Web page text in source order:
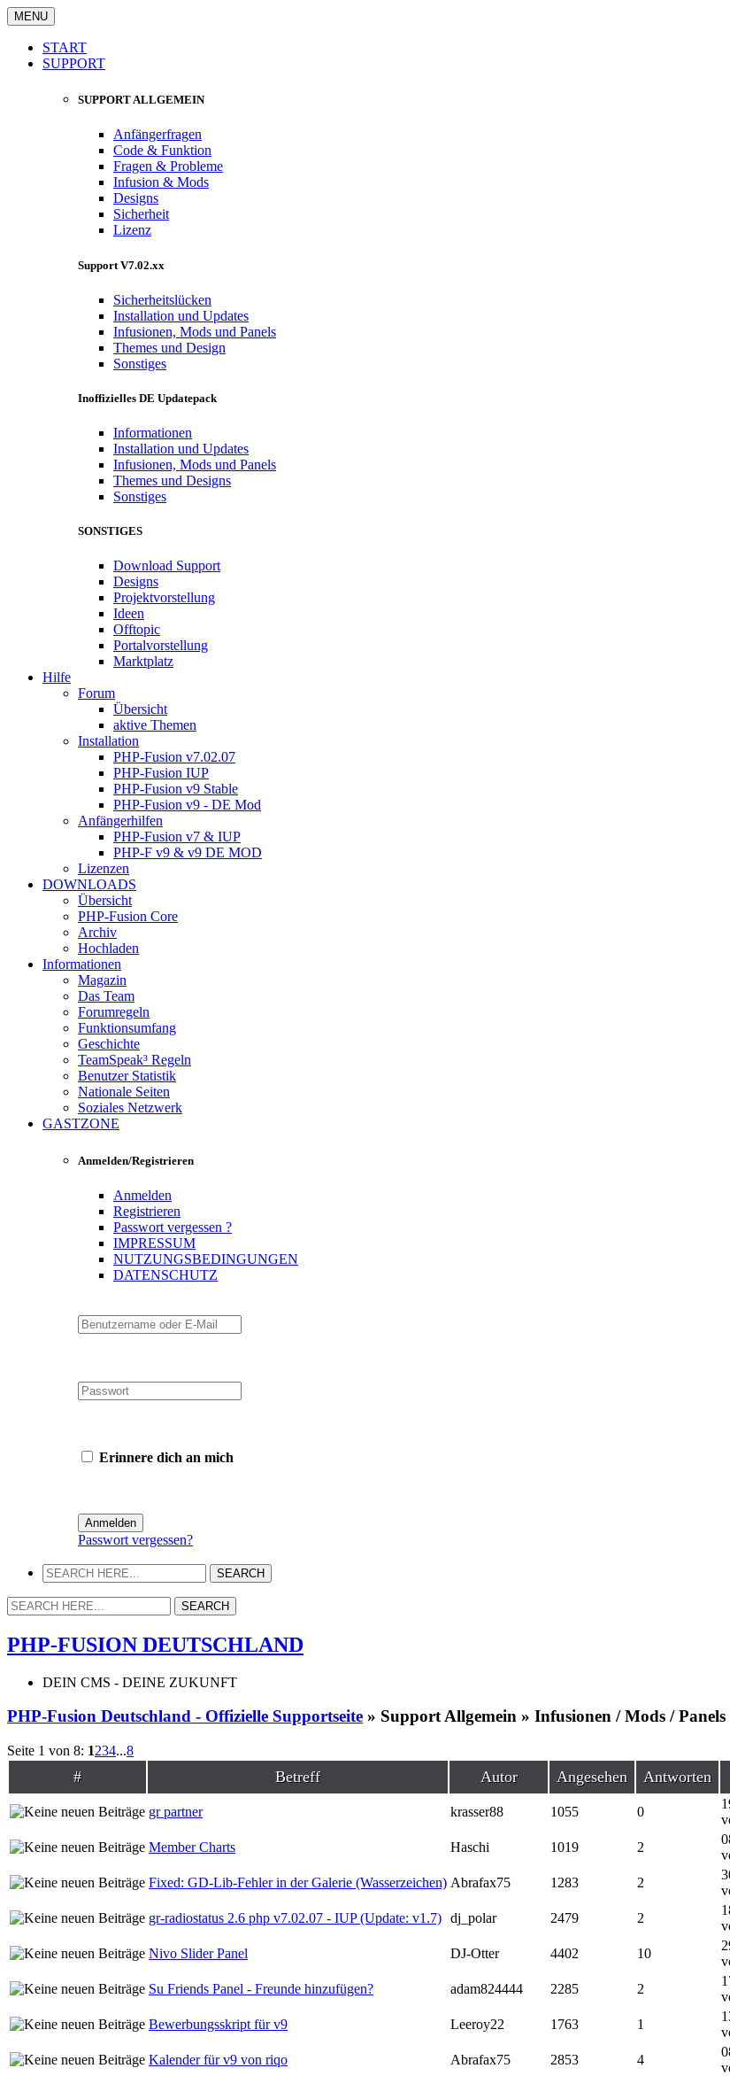
MENU
START
SUPPORT
SUPPORT ALLGEMEIN
Anfängerfragen
Code & Funktion
Fragen & Probleme
Infusion & Mods
Designs
Sicherheit
Lizenz
Support V7.02.xx
Sicherheitslücken
Installation und Updates
Infusionen, Mods und Panels
Themes und Design
Sonstiges
Inoffizielles DE Updatepack
Informationen
Installation und Updates
Infusionen, Mods und Panels
Themes und Designs
Sonstiges
SONSTIGES
Download Support
Designs
Projektvorstellung
Ideen
Offtopic
Portalvorstellung
Marktplatz
Hilfe
Forum
Übersicht
aktive Themen
Installation
PHP-Fusion v7.02.07
PHP-Fusion IUP
PHP-Fusion v9 Stable
PHP-Fusion v9 - DE Mod
Anfängerhilfen
PHP-Fusion v7 & IUP
PHP-F v9 & v9 DE MOD
Lizenzen
DOWNLOADS
Übersicht
PHP-Fusion Core
Archiv
Hochladen
Informationen
Magazin
Das Team
Forumregeln
Funktionsumfang
Geschichte
TeamSpeak³ Regeln
Benutzer Statistik
Nationale Seiten
Soziales Netzwerk
GASTZONE
Anmelden/Registrieren
Anmelden
Registrieren
Passwort vergessen ?
IMPRESSUM
NUTZUNGSBEDINGUNGEN
DATENSCHUTZ
Erinnere dich an mich
Passwort vergessen?
PHP-FUSION DEUTSCHLAND
DEIN CMS - DEINE ZUKUNFT
PHP-Fusion Deutschland - Offizielle Supportseite » Support Allgemein » Infusionen / Mods / Panels
Seite 1 von 8: 1234...8
# Betreff Autor Angesehen Antworten
gr partner krasser88 1055 0
Member Charts
Haschi 1019 2
Fixed: GD-Lib-Fehler in der Galerie (Wasserzeichen) Abrafax75 1283 2
gr-radiostatus 2.6 php v7.02.07 - IUP (Update: v1.7) dj_polar 2479 2
Nivo Slider Panel
DJ-Otter 4402 10
Su Friends Panel - Freunde hinzufügen?
adam824444 2285 2
Bewerbungsskript für v9
Leeroy22 1763 1
Kalender für v9 von riqo
Abrafax75 2853 4